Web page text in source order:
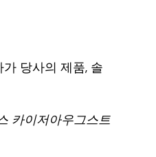
당사의 제품, 솔
카이저아우그스트